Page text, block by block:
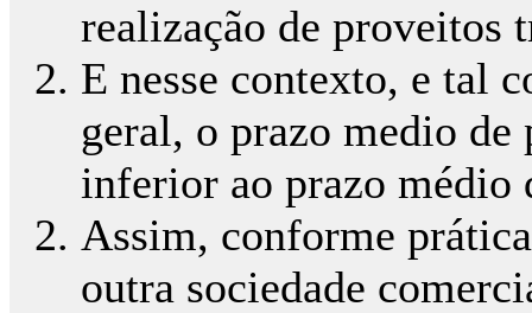
realização de proveitos
E nesse contexto, e tal
geral, o prazo medio de
inferior ao prazo médio
Assim, conforme
outra sociedade